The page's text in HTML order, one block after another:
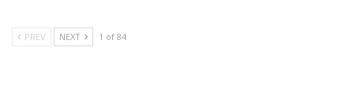
PREV NEXT 1 of 84